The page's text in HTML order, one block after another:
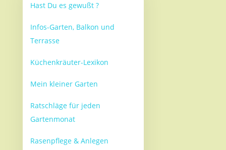
Hast Du es gewußt ?
Infos-Garten, Balkon und
Terrasse
Küchenkräuter-Lexikon
Mein kleiner Garten
Ratschläge für jeden
Gartenmonat
Rasenpflege & Anlegen